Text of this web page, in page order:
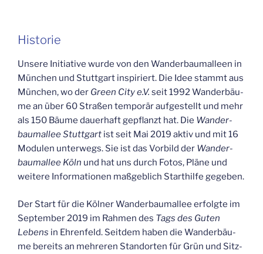
His­to­rie
Unse­re Initia­ti­ve wur­de von den Wan­der­baum­al­leen in
Mün­chen und Stutt­gart inspi­riert. Die Idee stammt aus
Mün­chen, wo der Green City e.V. seit 1992 Wan­der­bäu­
me an über 60 Stra­ßen tem­po­rär auf­ge­stellt und mehr
als 150 Bäu­me dau­er­haft gepflanzt hat. Die Wan­der­
baum­al­lee Stutt­gart ist seit Mai 2019 aktiv und mit 16
Modu­len unter­wegs. Sie ist das Vor­bild der Wan­der­
baum­al­lee Köln und hat uns durch Fotos, Plä­ne und
wei­te­re Infor­ma­tio­nen maß­geb­lich Start­hil­fe gegeben.
Der Start für die Köl­ner Wan­der­baum­al­lee erfolg­te im
Sep­tem­ber 2019 im Rah­men des Tags des Guten
Lebens in Ehren­feld. Seit­dem haben die Wan­der­bäu­
me bereits an meh­re­ren Stand­or­ten für Grün und Sitz­